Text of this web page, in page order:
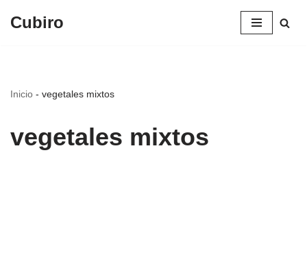
Cubiro
Inicio - vegetales mixtos
vegetales mixtos